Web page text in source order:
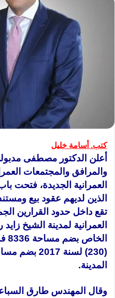
كتب. أسامة خليل
أعلن الدكتور مصطفى
والمرافق والمجتمعات
العمرانية الجديدة، فتحت
الذين لديهم عقود بيع
تقع داخل حدود القرارين
(23
المدينة.
وقال المهندس طارق